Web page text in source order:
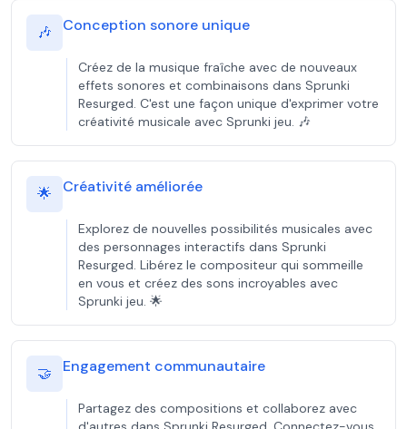
🎶 Conception sonore unique
Créez de la musique fraîche avec de nouveaux
effets sonores et combinaisons dans Sprunki
Resurged. C'est une façon unique d'exprimer votre
créativité musicale avec Sprunki jeu. 🎶
🌟 Créativité améliorée
Explorez de nouvelles possibilités musicales avec
des personnages interactifs dans Sprunki
Resurged. Libérez le compositeur qui sommeille
en vous et créez des sons incroyables avec
Sprunki jeu. 🌟
🤝 Engagement communautaire
Partagez des compositions et collaborez avec